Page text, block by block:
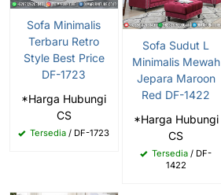
Sofa Minimalis
Terbaru Retro
Style Best Price
DF-1723
*Harga Hubungi
CS
Tersedia / DF-1723
Sofa Sudut L
Minimalis Mewah
Jepara Maroon
Red DF-1422
*Harga Hubungi
CS
Tersedia / DF-
1422